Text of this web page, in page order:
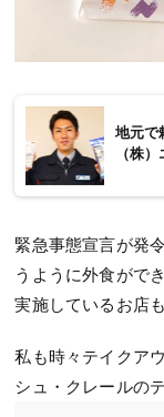
地元で
（株
緊急事態宣言が発
うように外食がで
実施しているお店
私も時々テイクア
シュ・クレールの